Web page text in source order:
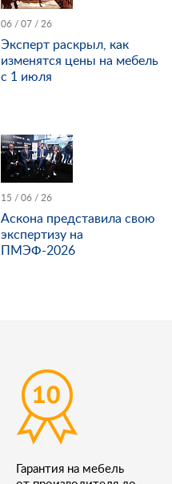
06 / 07 / 26
Эксперт раскрыл, как
изменятся цены на мебель
с 1 июля
15 / 06 / 26
Аскона представила свою
экспертизу на
ПМЭФ-2026
Гарантия на мебель